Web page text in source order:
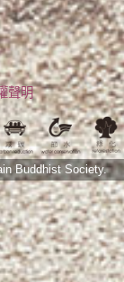
聲明
Buddhist Society.